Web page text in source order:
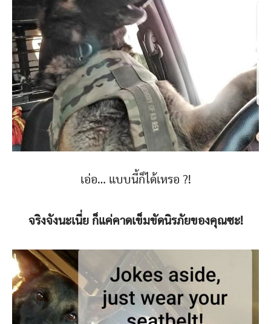
เอ่อ… แบบนี้ก็ได้เหรอ ?!
จริงจังนะเนี่ย ก็แค่คาดเข็มขัดนิรภัยของคุณซะ!